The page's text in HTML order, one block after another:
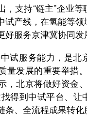
，支持“链主”企业
试产线，在氢能等
服务京津冀协同发
服务能力，是北
量发展的重要举措
，北京将做好资金
得到中试平台、让
条、全流程成果转